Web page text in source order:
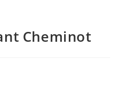
Cheminot